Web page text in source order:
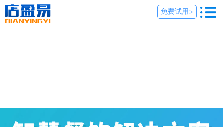
免费试用 >